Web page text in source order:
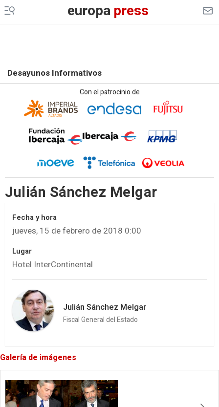
europapress
Desayunos Informativos
Con el patrocinio de
Julián Sánchez Melgar
Fecha y hora
jueves, 15 de febrero de 2018 0:00
Lugar
Hotel InterContinental
Julián Sánchez Melgar
Fiscal General del Estado
Galería de imágenes